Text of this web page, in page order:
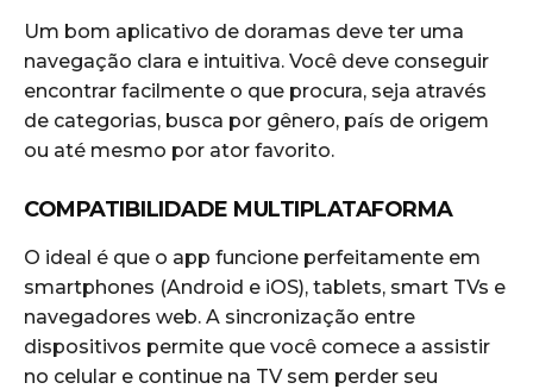
Um bom aplicativo de doramas deve ter uma
navegação clara e intuitiva. Você deve conseguir
encontrar facilmente o que procura, seja através
de categorias, busca por gênero, país de origem
ou até mesmo por ator favorito.
COMPATIBILIDADE MULTIPLATAFORMA
O ideal é que o app funcione perfeitamente em
smartphones (Android e iOS), tablets, smart TVs e
navegadores web. A sincronização entre
dispositivos permite que você comece a assistir
no celular e continue na TV sem perder seu